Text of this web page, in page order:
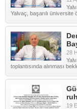
Yalvaç, başarılı üniversite
28
toplantısında alınması
19